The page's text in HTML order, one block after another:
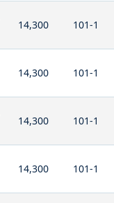
14,300 101-1
14,300 101-1
14,300 101-1
14,300 101-1